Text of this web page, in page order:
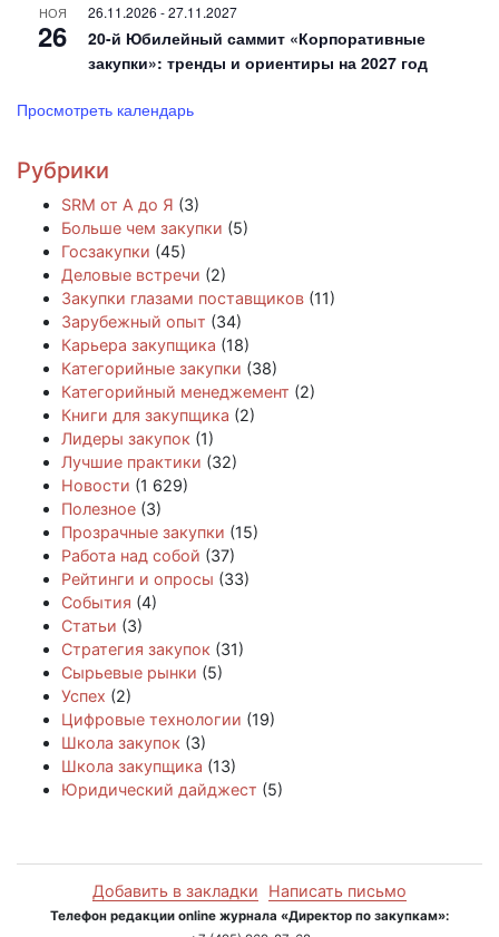
НОЯ
26
26.11.2026 -27.11.2027
20-й Юбилейный саммит «Корпоративные
закупки»: тренды и ориентиры на 2027 год
Просмотреть календарь
Рубрики
SRM от А до Я (3)
Больше чем закупки (5)
Госзакупки (45)
Деловые встречи (2)
Закупки глазами поставщиков (11)
Зарубежный опыт (34)
Карьера закупщика (18)
Категорийные закупки (38)
Категорийный менеджемент (2)
Книги для закупщика (2)
Лидеры закупок (1)
Лучшие практики (32)
Новости (1 629)
Полезное (3)
Прозрачные закупки (15)
Работа над собой (37)
Рейтинги и опросы (33)
События (4)
Статьи (3)
Стратегия закупок (31)
Сырьевые рынки (5)
Успех (2)
Цифровые технологии (19)
Школа закупок (3)
Школа закупщика (13)
Юридический дайджест (5)
Добавить в закладки Написать письмо
Телефон редакции online журнала «Директор по закупкам»: